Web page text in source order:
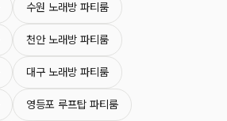
수원 노래방 파티룸
천안 노래방 파티룸
대구 노래방 파티룸
영등포 루프탑 파티룸